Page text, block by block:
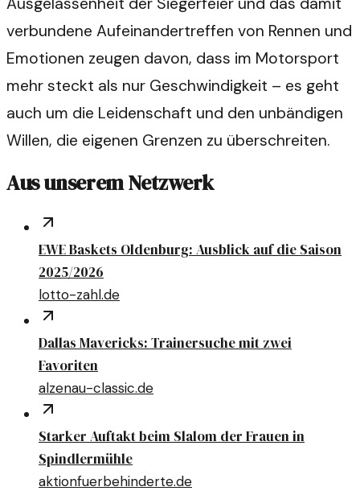
verbundene Aufeinandertreffen von Rennen und
Emotionen zeugen davon, dass im Motorsport
mehr steckt als nur Geschwindigkeit – es geht
auch um die Leidenschaft und den unbändigen
Willen, die eigenen Grenzen zu überschreiten.
Aus unserem Netzwerk
EWE Baskets Oldenburg: Ausblick auf die Saison
2025/2026
lotto-zahl.de
Dallas Mavericks: Trainersuche mit zwei
Favoriten
alzenau-classic.de
Starker Auftakt beim Slalom der Frauen in
Spindlermühle
aktionfuerbehinderte.de